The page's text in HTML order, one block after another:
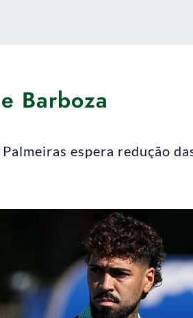
Barboza
espera redução